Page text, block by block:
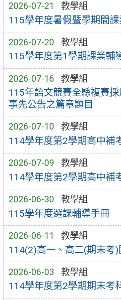
2026-07-21 教學組
115學年度暑假暨學期間
2026-07-20 教學組
115學年度第1學期課業輔
2026-07-16 教學組
115年語文競賽全縣複賽
事先公告之篇章題目
2026-07-10 教學組
114學年度第2學期高中補
2026-07-09 教學組
114學年度第2學期高中補
2026-06-30 教學組
115學年度選課輔導手冊
2026-06-11 教學組
114(2)高一、高二(期末考
2026-06-03 教學組
114學年度第2學期期末考